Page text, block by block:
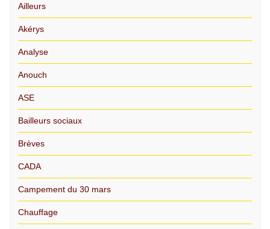
Ailleurs
Akérys
Analyse
Anouch
ASE
Bailleurs sociaux
Brèves
CADA
Campement du 30 mars
Chauffage